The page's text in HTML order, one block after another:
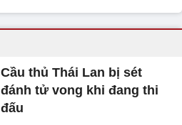
Cầu thủ Thái Lan bị sét
đánh tử vong khi đang thi
đấu